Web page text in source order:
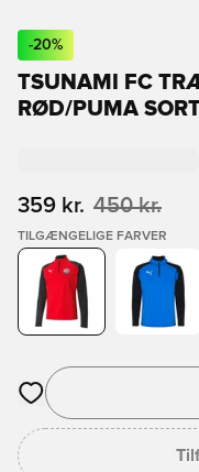
-20%
TSUNAMI FC
RØD/PUMA
359 kr. 450 kr.
TILGÆNGELIGE FARVER
Åbner en Modal til at